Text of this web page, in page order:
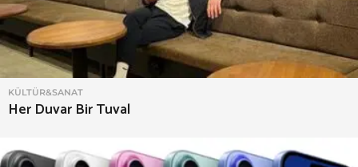
KÜLTÜR&SANAT
Her Duvar Bir Tuval